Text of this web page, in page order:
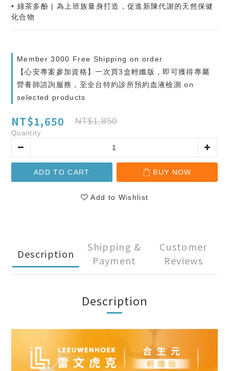
• 綠茶多酚 | 為上班族量身打造，促進新陳代謝的天然保健
化合物
Member 3000 Free Shipping on order
【心安專案參加資格】一次買3盒輕孅版，即可獲得專屬
營養師諮詢服務，至全台特約診所預約血液檢測 on
selected products
NT$1,650 NT$1,850
Quantity
ADD TO CART BUY NOW
Add to Wishlist
Description
Shipping &
Payment
Customer
Reviews
Description